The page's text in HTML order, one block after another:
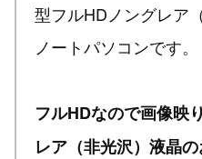
型フルHDノングレア
ノートパソコンです。
フルHDなので画像映
レア（非光沢）液晶